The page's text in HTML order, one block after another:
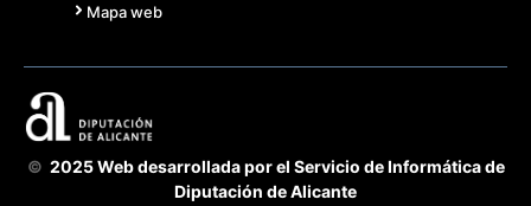
Mapa web
© 2025 Web desarrollada por el Servicio de Informática de
Diputación de Alicante